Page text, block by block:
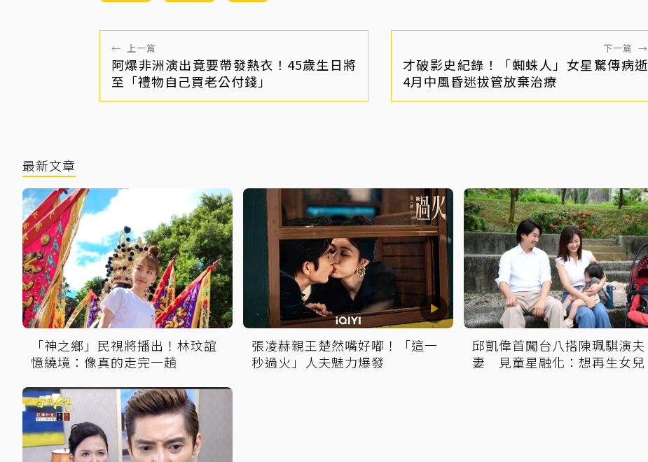
← 上一篇
阿爆非洲演出竟要帶發熱衣！45歲生日將
至「禮物自己買老公付錢」
下一篇 →
才破影史紀錄！「蜘蛛人」女星驚傳病逝
4月中風昏迷拔管放棄治療
最新文章
「神之鄉」民視將播出！林玟誼
憶繞境：像真的走完一趟
張凌赫親王楚然嘴好嘟！「這一
秒過火」人夫魅力爆發
邱凱偉首闖台八搭陳珮騏演夫
妻 見童星融化：想再生女兒